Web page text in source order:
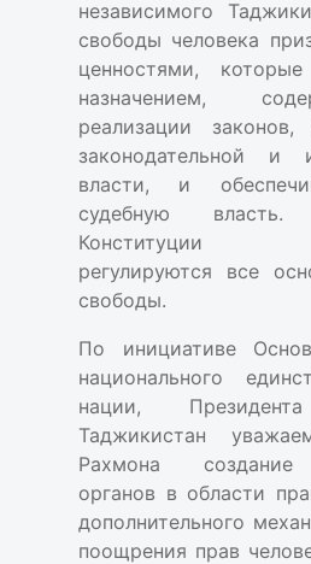
независимого
свободы человека
ценностями,
назначением,
реализации законов,
законодательной и
власти, и
судебную
Конституции
регулируются все
свободы.
По инициативе
национального
нации,
Таджикистан
Рахмона создание
органов в области
дополнительного
поощрения прав